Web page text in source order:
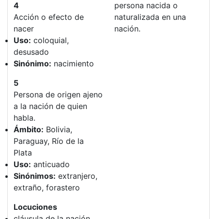
4
Acción o efecto de
nacer
Uso: coloquial,
desusado
Sinónimo: nacimiento
5
Persona de origen ajeno
a la nación de quien
habla.
Ámbito: Bolivia,
Paraguay, Río de la
Plata
Uso: anticuado
Sinónimos: extranjero,
extraño, forastero
Locuciones
persona nacida o
naturalizada en una
nación.